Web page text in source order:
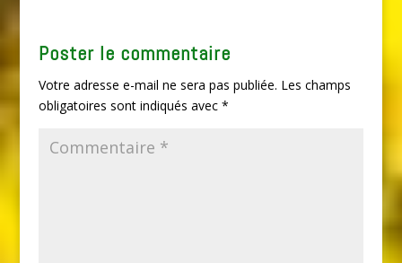
Poster le commentaire
Votre adresse e-mail ne sera pas publiée. Les champs
obligatoires sont indiqués avec *